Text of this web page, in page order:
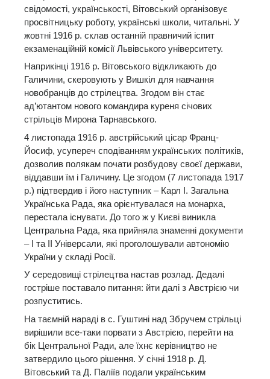
свідомості, українськості, Вітовський організовує
просвітницьку роботу, українські школи, читальні. У
жовтні 1916 р. склав останній правничий іспит
екзаменаційній комісії Львівського університету.
Наприкінці 1916 р. Вітовського відкликають до
Галичини, скеровують у Вишкіл для навчання
новобранців до стрілецтва. Згодом він стає
ад’ютантом нового командира куреня січових
стрільців Мирона Тарнавського.
4 листопада 1916 р. австрійський цісар Франц-
Йосиф, усупереч сподіванням українських політиків,
дозволив полякам почати розбудову своєї держави,
віддавши їм і Галичину. Це згодом (7 листопада 1917
р.) підтвердив і його наступник – Карл I. Загальна
Українська Рада, яка орієнтувалася на монарха,
перестала існувати. До того ж у Києві виникла
Центральна Рада, яка прийняла знаменні документи
– І та ІІ Універсали, які проголошували автономію
України у складі Росії.
У середовищі стрілецтва настав розлад. Дедалі
гостріше поставало питання: йти далі з Австрією чи
розпуститись.
На таємній нараді в с. Гуштині над Збручем стрільці
вирішили все-таки порвати з Австрією, перейти на
бік Центральної Ради, але їхнє керівництво не
затвердило цього рішення. У січні 1918 р. Д.
Вітовський та Д. Паліїв подали українським